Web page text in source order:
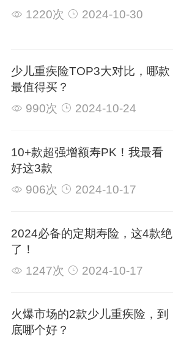
1220次
2024-10-30
少儿重疾险TOP3大对比，哪款
最值得买？
990次
2024-10-24
10+款超强增额寿PK！我最看
好这3款
906次
2024-10-17
2024必备的定期寿险，这4款绝
了！
1247次
2024-10-17
火爆市场的2款少儿重疾险，到
底哪个好？